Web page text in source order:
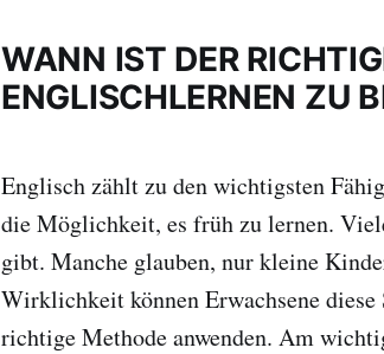
WANN IST DER
ENGLISCHLERNEN ZU
Englisch zählt zu den wichtigsten
die Möglichkeit, es früh zu lernen.
gibt. Manche glauben, nur kleine
Wirklichkeit können Erwachsene diese
richtige Methode anwenden. Am